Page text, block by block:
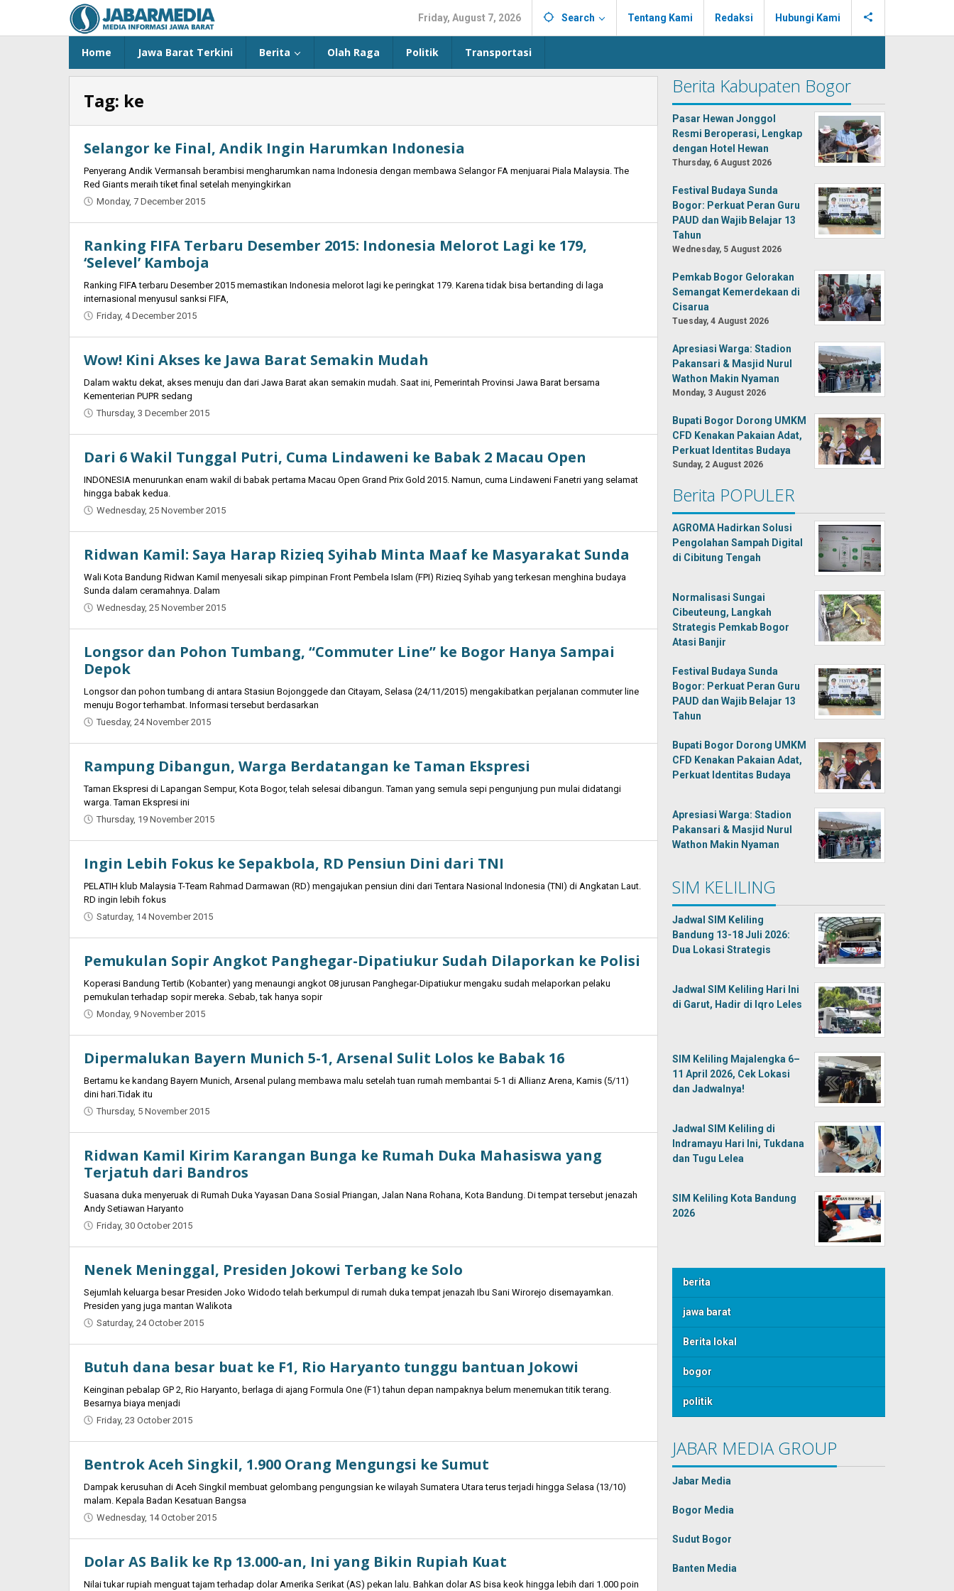
content
Friday, August 7, 2026 Search Tentang Kami Redaksi Hubungi Kami
Home Jawa Barat Terkini Berita Olah Raga Politik Transportasi
Tag: ke
Selangor ke Final, Andik Ingin Harumkan Indonesia
Penyerang Andik Vermansah berambisi mengharumkan nama Indonesia dengan membawa Selangor FA menjuarai Piala Malaysia. The
Red Giants meraih tiket final setelah menyingkirkan
Monday, 7 December 2015
Saputra
Ranking FIFA Terbaru Desember 2015: Indonesia Melorot Lagi ke 179,
‘Selevel’ Kamboja
Ranking FIFA terbaru Desember 2015 memastikan Indonesia melorot lagi ke peringkat 179. Karena tidak bisa bertanding di laga
internasional menyusul sanksi FIFA,
Friday, 4 December 2015
Saputra
Wow! Kini Akses ke Jawa Barat Semakin Mudah
Dalam waktu dekat, akses menuju dan dari Jawa Barat akan semakin mudah. Saat ini, Pemerintah Provinsi Jawa Barat bersama
Kementerian PUPR sedang
Thursday, 3 December 2015
Saputra
Dari 6 Wakil Tunggal Putri, Cuma Lindaweni ke Babak 2 Macau Open
INDONESIA menurunkan enam wakil di babak pertama Macau Open Grand Prix Gold 2015. Namun, cuma Lindaweni Fanetri yang selamat
hingga babak kedua.
Wednesday, 25 November 2015
Saputra
Ridwan Kamil: Saya Harap Rizieq Syihab Minta Maaf ke Masyarakat Sunda
Wali Kota Bandung Ridwan Kamil menyesali sikap pimpinan Front Pembela Islam (FPI) Rizieq Syihab yang terkesan menghina budaya
Sunda dalam ceramahnya. Dalam
Wednesday, 25 November 2015
Saputra
Longsor dan Pohon Tumbang, “Commuter Line” ke Bogor Hanya Sampai
Depok
Longsor dan pohon tumbang di antara Stasiun Bojonggede dan Citayam, Selasa (24/11/2015) mengakibatkan perjalanan commuter line
menuju Bogor terhambat. Informasi tersebut berdasarkan
Tuesday, 24 November 2015
Saputra
Rampung Dibangun, Warga Berdatangan ke Taman Ekspresi
Taman Ekspresi di Lapangan Sempur, Kota Bogor, telah selesai dibangun. Taman yang semula sepi pengunjung pun mulai didatangi
warga. Taman Ekspresi ini
Thursday, 19 November 2015
Saputra
Ingin Lebih Fokus ke Sepakbola, RD Pensiun Dini dari TNI
PELATIH klub Malaysia T-Team Rahmad Darmawan (RD) mengajukan pensiun dini dari Tentara Nasional Indonesia (TNI) di Angkatan Laut.
RD ingin lebih fokus
Saturday, 14 November 2015
Saputra
Pemukulan Sopir Angkot Panghegar-Dipatiukur Sudah Dilaporkan ke Polisi
Koperasi Bandung Tertib (Kobanter) yang menaungi angkot 08 jurusan Panghegar-Dipatiukur mengaku sudah melaporkan pelaku
pemukulan terhadap sopir mereka. Sebab, tak hanya sopir
Monday, 9 November 2015
Dipermalukan Bayern Munich 5-1, Arsenal Sulit Lolos ke Babak 16
Bertamu ke kandang Bayern Munich, Arsenal pulang membawa malu setelah tuan rumah membantai 5-1 di Allianz Arena, Kamis (5/11)
dini hari.Tidak itu
Thursday, 5 November 2015
Saputra
Ridwan Kamil Kirim Karangan Bunga ke Rumah Duka Mahasiswa yang
Terjatuh dari Bandros
Suasana duka menyeruak di Rumah Duka Yayasan Dana Sosial Priangan, Jalan Nana Rohana, Kota Bandung. Di tempat tersebut jenazah
Andy Setiawan Haryanto
Friday, 30 October 2015
Nenek Meninggal, Presiden Jokowi Terbang ke Solo
Sejumlah keluarga besar Presiden Joko Widodo telah berkumpul di rumah duka tempat jenazah Ibu Sani Wirorejo disemayamkan.
Presiden yang juga mantan Walikota
Saturday, 24 October 2015
Butuh dana besar buat ke F1, Rio Haryanto tunggu bantuan Jokowi
Keinginan pebalap GP 2, Rio Haryanto, berlaga di ajang Formula One (F1) tahun depan nampaknya belum menemukan titik terang.
Besarnya biaya menjadi
Friday, 23 October 2015
Saputra
Bentrok Aceh Singkil, 1.900 Orang Mengungsi ke Sumut
Dampak kerusuhan di Aceh Singkil membuat gelombang pengungsian ke wilayah Sumatera Utara terus terjadi hingga Selasa (13/10)
malam. Kepala Badan Kesatuan Bangsa
Wednesday, 14 October 2015
Saputra
Dolar AS Balik ke Rp 13.000-an, Ini yang Bikin Rupiah Kuat
Nilai tukar rupiah menguat tajam terhadap dolar Amerika Serikat (AS) pekan lalu. Bahkan dolar AS bisa keok hingga lebih dari 1.000 poin
Berita Kabupaten Bogor
Pasar Hewan Jonggol
Resmi Beroperasi, Lengkap
dengan Hotel Hewan
Thursday, 6 August 2026
Festival Budaya Sunda
Bogor: Perkuat Peran Guru
PAUD dan Wajib Belajar 13
Tahun
Wednesday, 5 August 2026
Pemkab Bogor Gelorakan
Semangat Kemerdekaan di
Cisarua
Tuesday, 4 August 2026
Apresiasi Warga: Stadion
Pakansari & Masjid Nurul
Wathon Makin Nyaman
Monday, 3 August 2026
Bupati Bogor Dorong UMKM
CFD Kenakan Pakaian Adat,
Perkuat Identitas Budaya
Sunday, 2 August 2026
Berita POPULER
AGROMA Hadirkan Solusi
Pengolahan Sampah Digital
di Cibitung Tengah
Normalisasi Sungai
Cibeuteung, Langkah
Strategis Pemkab Bogor
Atasi Banjir
Festival Budaya Sunda
Bogor: Perkuat Peran Guru
PAUD dan Wajib Belajar 13
Tahun
Bupati Bogor Dorong UMKM
CFD Kenakan Pakaian Adat,
Perkuat Identitas Budaya
Apresiasi Warga: Stadion
Pakansari & Masjid Nurul
Wathon Makin Nyaman
SIM KELILING
Jadwal SIM Keliling
Bandung 13-18 Juli 2026:
Dua Lokasi Strategis
Jadwal SIM Keliling Hari Ini
di Garut, Hadir di Iqro Leles
SIM Keliling Majalengka 6–
11 April 2026, Cek Lokasi
dan Jadwalnya!
Jadwal SIM Keliling di
Indramayu Hari Ini, Tukdana
dan Tugu Lelea
SIM Keliling Kota Bandung
2026
berita
jawa barat
Berita lokal
bogor
politik
JABAR MEDIA GROUP
Jabar Media
Bogor Media
Sudut Bogor
Banten Media